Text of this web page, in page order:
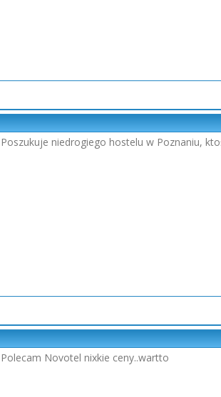
Poszukuje niedrogiego hostelu w Poznaniu,
Polecam Novotel nixkie ceny..wartto